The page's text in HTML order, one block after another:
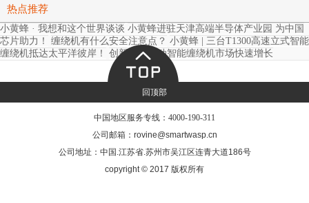
热点推荐
小黄蜂 · 我想和这个世界谈谈 小黄蜂进驻天津高端半导体产业园 为中国
芯片助力！
缠绕机有什么安全注意点？ 小黄蜂 | 三台T1300高速立式智能
缠绕机抵达太平洋彼岸！
创新技术驱动智能缠绕机市场快速增长
回顶部
中国地区服务专线： 4000-190-311
公司邮箱：rovine@smartwasp.cn
公司地址：中国.江苏省.苏州市吴江区连青大道186号
copyright © 2017 版权所有